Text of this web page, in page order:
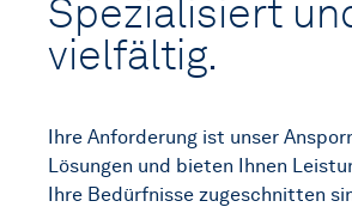
Spezialisiert
vielfältig.
Ihre Anforderung ist unser
Lösungen und bieten Ihnen
Ihre Bedürfnisse zugeschnitten